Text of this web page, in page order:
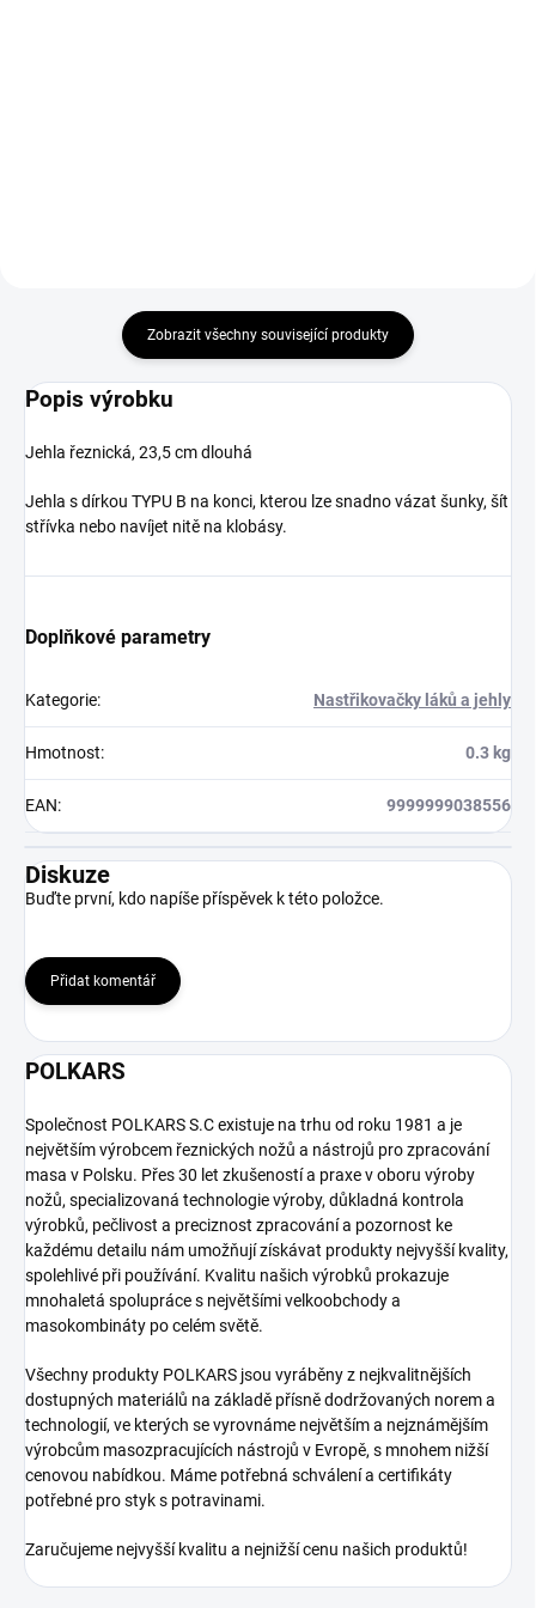
Zobrazit všechny související produkty
Popis výrobku
Jehla řeznická, 23,5 cm dlouhá
Jehla s dírkou TYPU B na konci, kterou lze snadno vázat šunky, šít
střívka nebo navíjet nitě na klobásy.
Doplňkové parametry
Kategorie: Nastřikovačky láků a jehly
Hmotnost: 0.3 kg
EAN: 9999999038556
Diskuze
Buďte první, kdo napíše příspěvek k této položce.
Přidat komentář
POLKARS
Společnost POLKARS S.C existuje na trhu od roku 1981 a je
největším výrobcem řeznických nožů a nástrojů pro zpracování
masa v Polsku. Přes 30 let zkušeností a praxe v oboru výroby
nožů, specializovaná technologie výroby, důkladná kontrola
výrobků, pečlivost a preciznost zpracování a pozornost ke
každému detailu nám umožňují získávat produkty nejvyšší kvality,
spolehlivé při používání. Kvalitu našich výrobků prokazuje
mnohaletá spolupráce s největšími velkoobchody a
masokombináty po celém světě.
Všechny produkty POLKARS jsou vyráběny z nejkvalitnějších
dostupných materiálů na základě přísně dodržovaných norem a
technologií, ve kterých se vyrovnáme největším a nejznámějším
výrobcům masozpracujících nástrojů v Evropě, s mnohem nižší
cenovou nabídkou. Máme potřebná schválení a certifikáty
potřebné pro styk s potravinami.
Zaručujeme nejvyšší kvalitu a nejnižší cenu našich produktů!